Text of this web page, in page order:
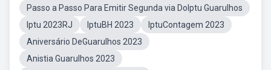
Passo a Passo Para Emitir Segunda via DoIptu Guarulhos
Iptu 2023RJ
IptuBH 2023
IptuContagem 2023
Aniversário DeGuarulhos 2023
Anistia Guarulhos 2023